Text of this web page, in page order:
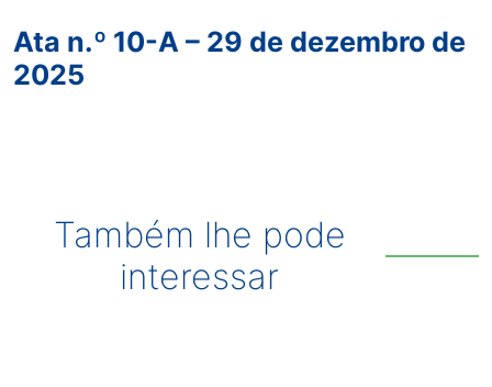
Ata n.º 10-A – 29 de dezembro de
2025
Também lhe pode
interessar